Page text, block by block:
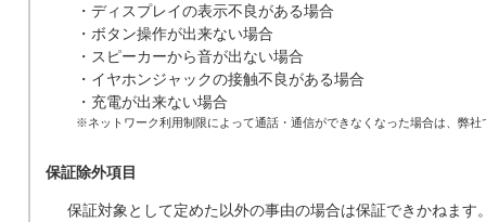
・ディスプレイの表示不良がある場合
・ボタン操作が出来ない場合
・スピーカーから音が出ない場合
・イヤホンジャックの接触不良がある場合
・充電が出来ない場合
※ネットワーク利用制限によって通話・通信ができなくなった場合は、弊
保証除外項目
保証対象として定めた以外の事由の場合は保証できかねます